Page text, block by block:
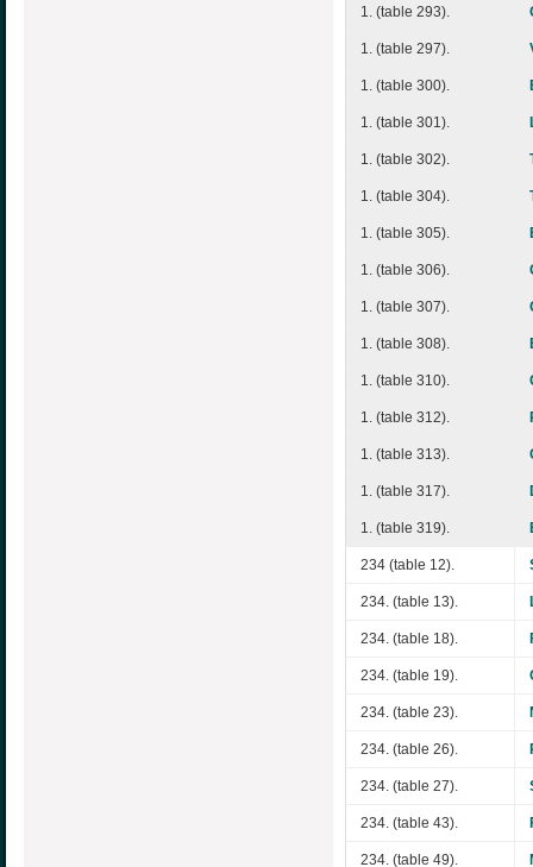
1. (table 293).
1. (table 297).
1. (table 300).
1. (table 301).
1. (table 302).
1. (table 304).
1. (table 305).
1. (table 306).
1. (table 307).
1. (table 308).
1. (table 310).
1. (table 312).
1. (table 313).
1. (table 317).
1. (table 319).
234 (table 12).
234. (table 13).
234. (table 18).
234. (table 19).
234. (table 23).
234. (table 26).
234. (table 27).
234. (table 43).
234. (table 49).